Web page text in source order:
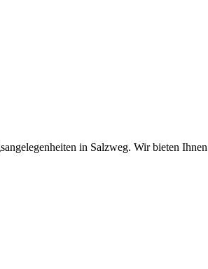
in Salzweg. Wir bieten